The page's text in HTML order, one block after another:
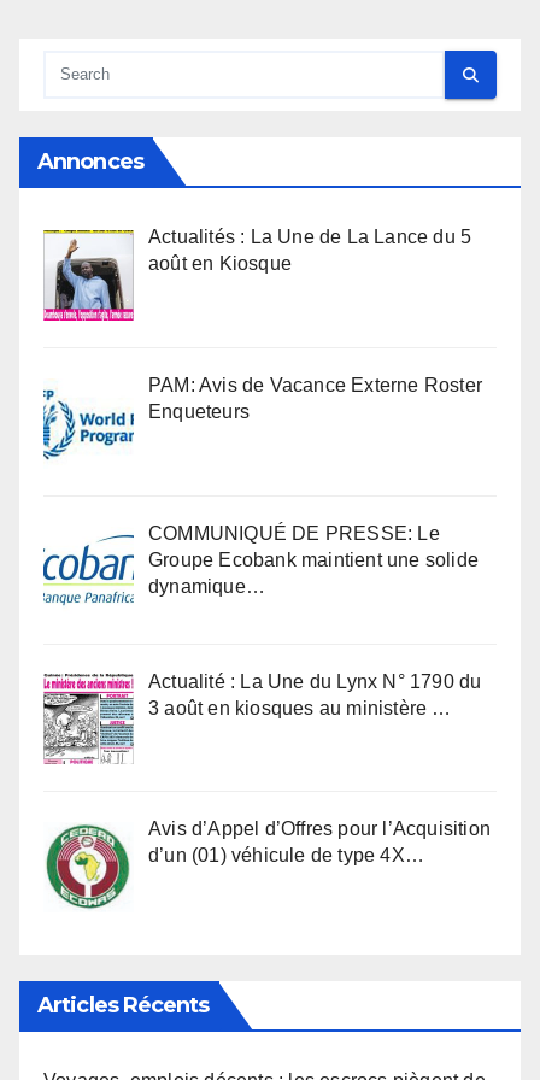
Annonces
Actualités : La Une de La Lance du 5
août en Kiosque
PAM: Avis de Vacance Externe Roster
Enqueteurs
COMMUNIQUÉ DE PRESSE: Le
Groupe Ecobank maintient une solide
dynamique…
Actualité : La Une du Lynx N° 1790 du
3 août en kiosques au ministère …
Avis d’Appel d’Offres pour l’Acquisition
d’un (01) véhicule de type 4X…
Articles Récents